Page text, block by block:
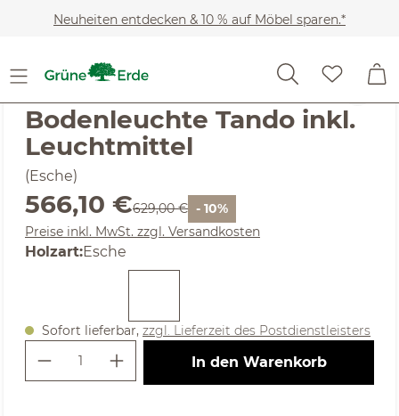
Zum Hauptinhalt springen
Neuheiten entdecken & 10 % auf Möbel sparen.*
Durchschnittliche Bewertung von 5 von 5 Sternen
Bodenleuchte Tando inkl.
Leuchtmittel
(Esche)
Verkaufspreis:
566,10 €Regulärer Preis:
629,00 € - 10%
Preise inkl. MwSt. zzgl. Versandkosten
Holzartauswählen
:Esche
Sofort lieferbar, zzgl. Lieferzeit des Postdienstleisters
Produkt Anzahl: Gib den
In den Warenkorb